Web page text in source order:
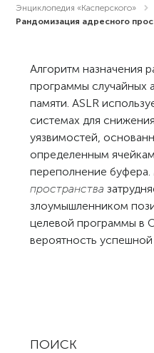
Энциклопедия «Касперского»
Рандомизация адресного
Алгоритм назначения
программы случайных
памяти. ASLR
системах для
уязвимостей,
определенным
переполнение буфера.
пространства
злоумышленником
целевой программы в
вероятность успешной
ПОИСК